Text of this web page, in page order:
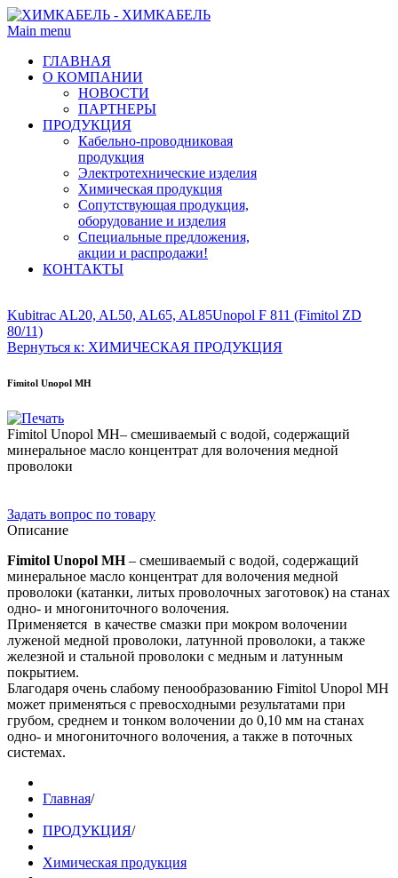
Main menu
ГЛАВНАЯ
О КОМПАНИИ
НОВОСТИ
ПАРТНЕРЫ
ПРОДУКЦИЯ
Кабельно-проводниковая
продукция
Электротехнические изделия
Химическая продукция
Сопутствующая продукция,
оборудование и изделия
Специальные предложения,
акции и распродажи!
КОНТАКТЫ
Kubitrac AL20, AL50, AL65, AL85Unopol F 811 (Fimitol ZD
80/11)
Вернуться к: ХИМИЧЕСКАЯ ПРОДУКЦИЯ
Fimitol Unopol MH
Fimitol Unopol MH– смешиваемый с водой, содержащий
минеральное масло концентрат для волочения медной
проволоки
Задать вопрос по товару
Описание
Fimitol Unopol MH– смешиваемый с водой, содержащий
минеральное масло концентрат для волочения медной
проволоки (катанки, литых проволочных заготовок) на станах
одно- и многониточного волочения.
Применяется в качестве смазки при мокром волочении
луженой медной проволоки, латунной проволоки, а также
железной и стальной проволоки с медным и латунным
покрытием.
Благодаря очень слабому пенообразованию Fimitol Unopol MH
может применяться с превосходными результатами при
грубом, среднем и тонком волочении до 0,10 мм на станах
одно- и многониточного волочения, а также в поточных
системах.
Главная/
ПРОДУКЦИЯ/
Химическая продукция